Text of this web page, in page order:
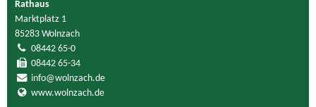
Rathaus
Marktplatz 1
85283 Wolnzach
08442 65-0
08442 65-34
info@wolnzach.de
www.wolnzach.de